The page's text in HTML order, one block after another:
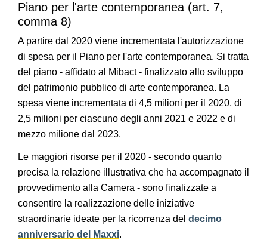
Piano per l'arte contemporanea (art. 7,
comma 8)
A partire dal 2020 viene incrementata l'autorizzazione
di spesa per il Piano per l'arte contemporanea. Si tratta
del piano - affidato al Mibact - finalizzato allo sviluppo
del patrimonio pubblico di arte contemporanea. La
spesa viene incrementata di 4,5 milioni per il 2020, di
2,5 milioni per ciascuno degli anni 2021 e 2022 e di
mezzo milione dal 2023.
Le maggiori risorse per il 2020 - secondo quanto
precisa la relazione illustrativa che ha accompagnato il
provvedimento alla Camera - sono finalizzate a
consentire la realizzazione delle iniziative
straordinarie ideate per la ricorrenza del decimo
anniversario del Maxxi.